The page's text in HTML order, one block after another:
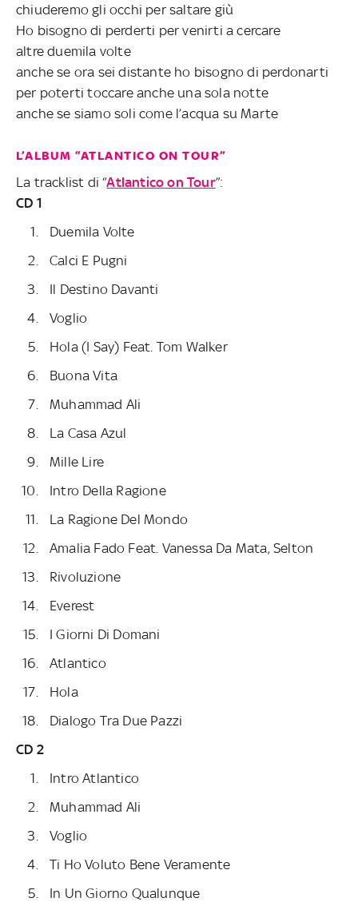
chiuderemo gli occhi per saltare giù
Ho bisogno di perderti per venirti a cercare
altre duemila volte
anche se ora sei distante ho bisogno di perdonarti
per poterti toccare anche una sola notte
anche se siamo soli come l’acqua su Marte
L’ALBUM “ATLANTICO ON TOUR”
La tracklist di “Atlantico on Tour”:
CD 1
Duemila Volte
Calci E Pugni
Il Destino Davanti
Voglio
Hola (I Say) Feat. Tom Walker
Buona Vita
Muhammad Ali
La Casa Azul
Mille Lire
Intro Della Ragione
La Ragione Del Mondo
Amalia Fado Feat. Vanessa Da Mata, Selton
Rivoluzione
Everest
I Giorni Di Domani
Atlantico
Hola
Dialogo Tra Due Pazzi
CD 2
Intro Atlantico
Muhammad Ali
Voglio
Ti Ho Voluto Bene Veramente
In Un Giorno Qualunque